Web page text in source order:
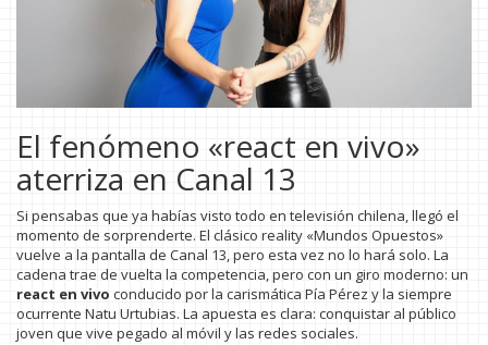
El fenómeno «react en vivo»
aterriza en Canal 13
Si pensabas que ya habías visto todo en televisión chilena, llegó el
momento de sorprenderte. El clásico reality «Mundos Opuestos»
vuelve a la pantalla de Canal 13, pero esta vez no lo hará solo. La
cadena trae de vuelta la competencia, pero con un giro moderno: un
react en vivo conducido por la carismática Pía Pérez y la siempre
ocurrente Natu Urtubias. La apuesta es clara: conquistar al público
joven que vive pegado al móvil y las redes sociales.